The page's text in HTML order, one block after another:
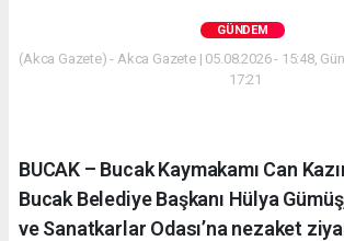
GÜNDEM
(Akca Gazete) - Akca Gazete | 05.08.2026 - 15:48,
17:21
BUCAK – Bucak Kaymakamı Can
Bucak Belediye Başkanı Hülya
ve Sanatkarlar Odası’na nezaket